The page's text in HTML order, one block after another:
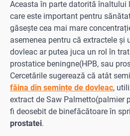
Aceasta în parte datorită înaltului
care este important pentru
găsește cea mai mare
asemenea pentru că extractele și
dovleac ar putea juca un rol în
prostatice beningne(HPB, sau
Cercetările sugerează că atât
făina din semințe de dovleac,
extract de Saw Palmetto(palmier
fi deosebit de binefăcătoare în
prostatei.